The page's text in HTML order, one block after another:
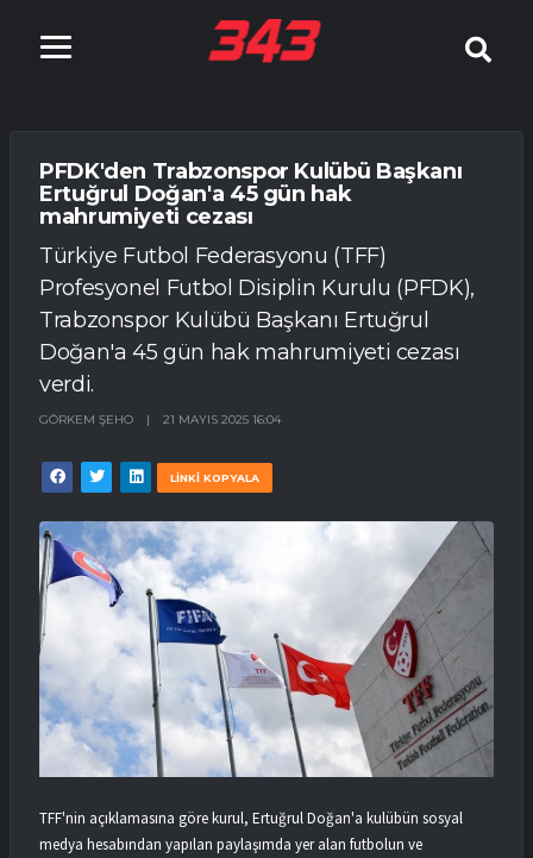
PFDK'den Trabzonspor Kulübü Başkanı
Ertuğrul Doğan'a 45 gün hak
mahrumiyeti cezası
Türkiye Futbol Federasyonu (TFF)
Profesyonel Futbol Disiplin Kurulu (PFDK),
Trabzonspor Kulübü Başkanı Ertuğrul
Doğan'a 45 gün hak mahrumiyeti cezası
verdi.
GÖRKEM ŞEHO | 21 MAYIS 2025 16:04
LİNKİ KOPYALA
TFF'nin açıklamasına göre kurul, Ertuğrul Doğan'a kulübün sosyal
medya hesabından yapılan paylaşımda yer alan futbolun ve